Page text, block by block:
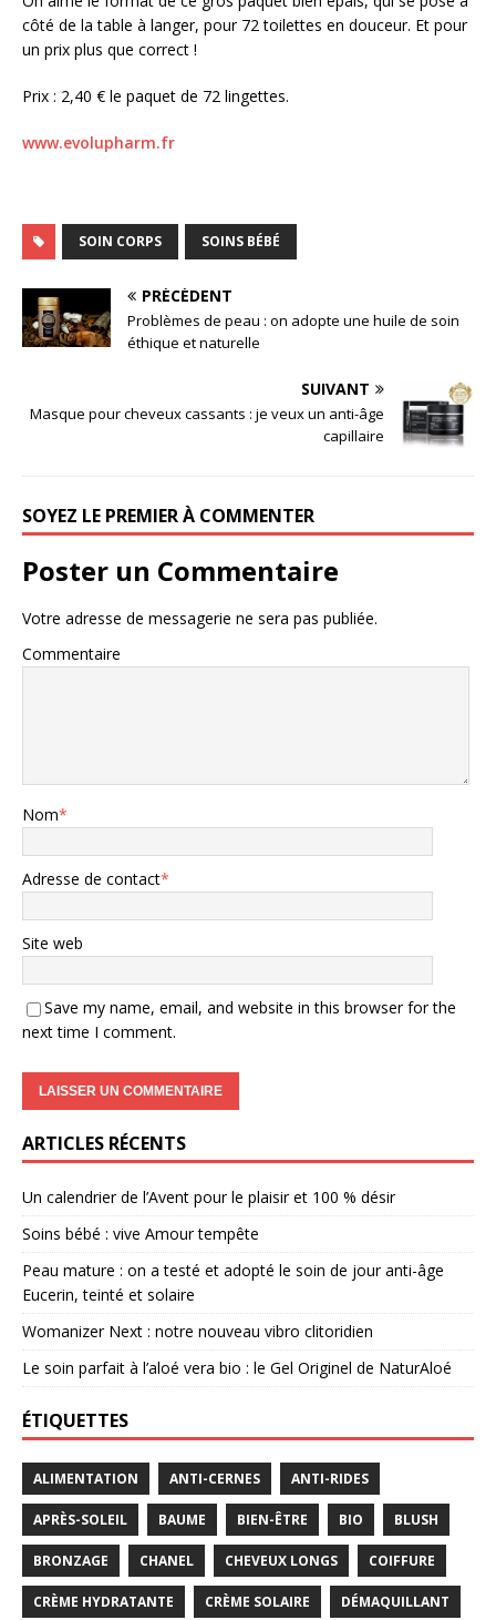
côté de la table à langer, pour 72 toilettes en douceur. Et pour
un prix plus que correct !
Prix : 2,40 € le paquet de 72 lingettes.
www.evolupharm.fr
SOIN CORPS SOINS BÉBÉ
PRÉCÉDENT
Problèmes de peau : on adopte une huile de soin
éthique et naturelle
SUIVANT
Masque pour cheveux cassants : je veux un anti-âge
capillaire
SOYEZ LE PREMIER À COMMENTER
Poster un Commentaire
Votre adresse de messagerie ne sera pas publiée.
Commentaire
Nom*
Adresse de contact*
Site web
Save my name, email, and website in this browser for the
next time I comment.
ARTICLES RÉCENTS
Un calendrier de l’Avent pour le plaisir et 100 % désir
Soins bébé : vive Amour tempête
Peau mature : on a testé et adopté le soin de jour anti-âge
Eucerin, teinté et solaire
Womanizer Next : notre nouveau vibro clitoridien
Le soin parfait à l’aloé vera bio : le Gel Originel de NaturAloé
ÉTIQUETTES
ALIMENTATION ANTI-CERNES ANTI-RIDES
APRÈS-SOLEIL BAUME BIEN-ÊTRE BIO BLUSH
BRONZAGE CHANEL CHEVEUX LONGS COIFFURE
CRÈME HYDRATANTE CRÈME SOLAIRE DÉMAQUILLANT